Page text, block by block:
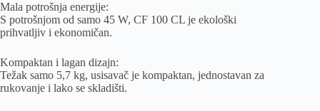
Mala potrošnja energije:
S potrošnjom od samo 45 W, CF 100 CL je ekološki
prihvatljiv i ekonomičan.
Kompaktan i lagan dizajn:
Težak samo 5,7 kg, usisavač je kompaktan, jednostavan za
rukovanje i lako se skladišti.